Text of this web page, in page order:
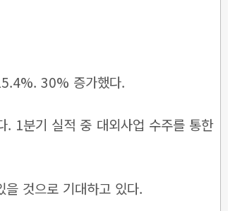
30% 증가했다.
. 1분기 실적 중 대외사업 수주를 통한
것으로 기대하고 있다.